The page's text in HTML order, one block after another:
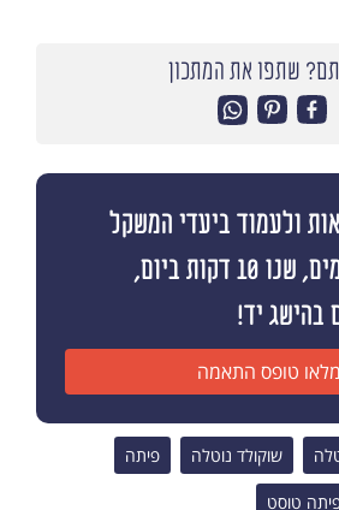
שתפו את המתכון
ולעמוד ביעדי המשקל
שלכם תוך 10 ימים, שנו 10 דקות ביום,
בהישג יד!
מלאו טופס התאמה
שוקולד נוטלה פיתה
טוסט